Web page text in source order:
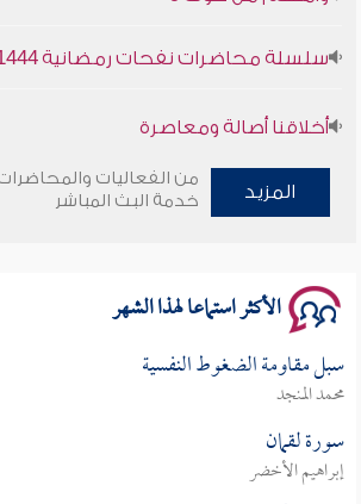
سلسلة محاضرات نفحات رمضانية 1444هـ
أخلاقنا أصالة ومعاصرة
وأمنهم من خوف 9
المزيد
من الفعاليات
خدمة البث المباشر
الأكثر استماعا لهذا الشهر
سبل مقاومة الضغوط النفسية
محمد المنجد
سورة لقمان
إبراهيم الأخضر